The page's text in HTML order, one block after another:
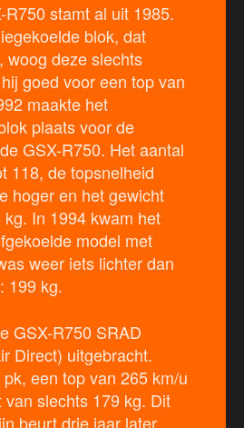
R750 stamt al uit 1985.
blok, dat
woog deze slechts
goed voor een top van
maakte het
plaats voor de
GSX-R750. Het aantal
118, de topsnelheid
hoger en het gewicht
In 1994 kwam het
model met
weer iets lichter dan
199 kg.
GSX-R750 SRAD
Direct) uitgebracht.
een top van 265 km/u
slechts 179 kg. Dit
beurt drie jaar later